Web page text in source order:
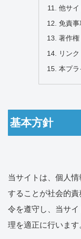
他サ
免責事
著作
リンク
本プ
基本方針
当サイトは、個人
することが社会的
令を遵守し、当サ
理を適正に行います